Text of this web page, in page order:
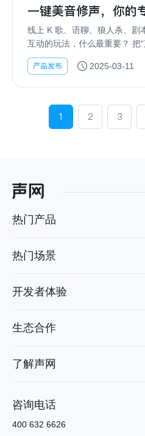
一键美音修声，你的
咯！
线上 K 歌、语聊、狼人杀、剧
互动的玩法，什么最重要？ 把“
人们！ 语音互动，对用户来说
的音质、音色、音效了！萝莉
产品发布 2025-03-11
1 2 3
热门产品
热门场景
开发者体验
生态合作
了解声网
咨询电话
400 632 6626